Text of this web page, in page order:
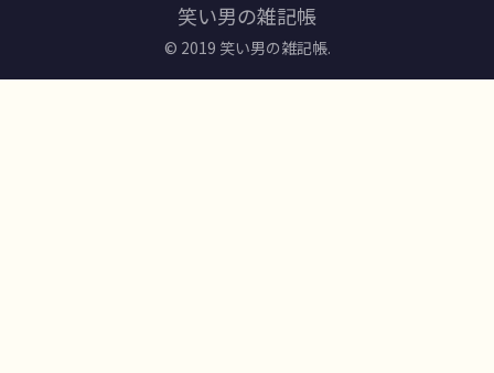
笑い男の雑記帳
© 2019 笑い男の雑記帳.